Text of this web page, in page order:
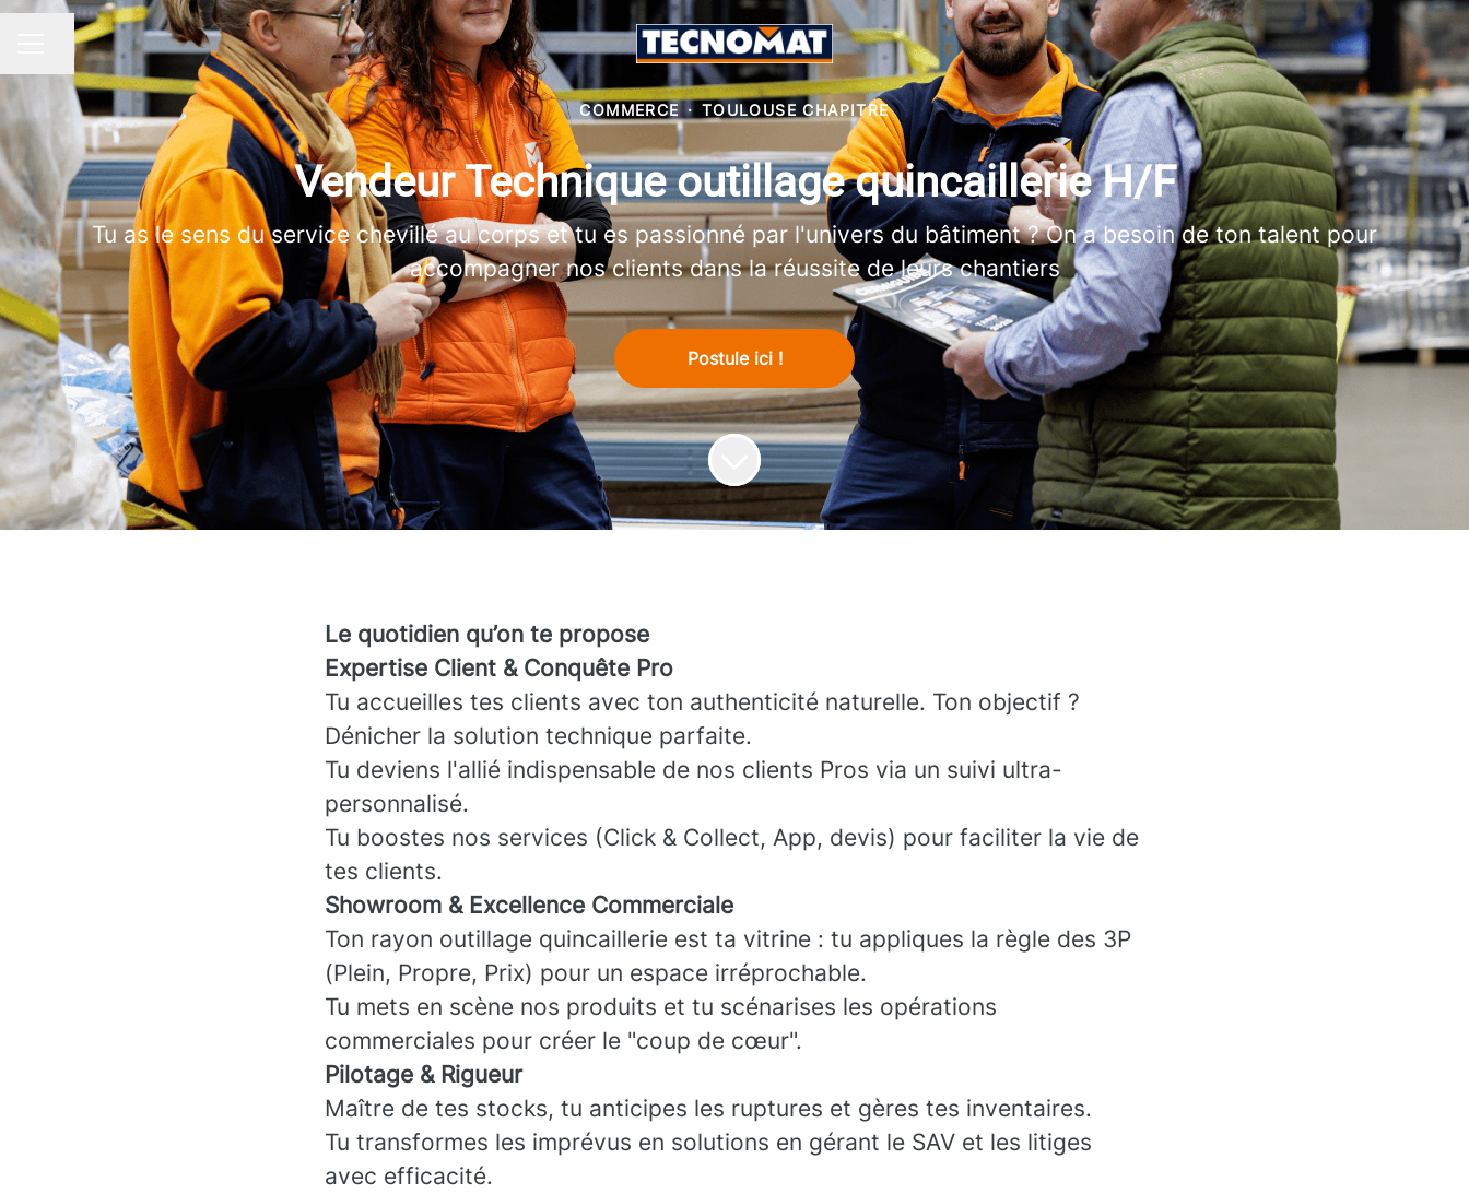
MENU CARRIÈRE
Partager la page
COMMERCE · TOULOUSE CHAPITRE
Vendeur Technique outillage quincaillerie H/F
Tu as le sens du service chevillé au corps et tu es passionné par l'univers du bâtiment ? On a besoin de ton talent pour
accompagner nos clients dans la réussite de leurs chantiers
Postule ici !
Le quotidien qu’on te propose
Expertise Client & Conquête Pro
Tu accueilles tes clients avec ton authenticité naturelle. Ton objectif ?
Dénicher la solution technique parfaite.
Tu deviens l'allié indispensable de nos clients Pros via un suivi ultra-
personnalisé.
Tu boostes nos services (Click & Collect, App, devis) pour faciliter la vie de
tes clients.
Showroom & Excellence Commerciale
Ton rayon outillage quincaillerie est ta vitrine : tu appliques la règle des 3P
(Plein, Propre, Prix) pour un espace irréprochable.
Tu mets en scène nos produits et tu scénarises les opérations
commerciales pour créer le "coup de cœur".
Pilotage & Rigueur
Maître de tes stocks, tu anticipes les ruptures et gères tes inventaires.
Tu transformes les imprévus en solutions en gérant le SAV et les litiges
avec efficacité.